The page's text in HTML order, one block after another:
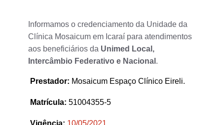
Informamos o credenciamento da Unidade da
Clínica Mosaicum em Icaraí para atendimentos
aos beneficiários da Unimed Local,
Intercâmbio Federativo e Nacional .
Prestador: Mosaicum Espaço Clínico Eireli.
Matrícula: 51004355-5